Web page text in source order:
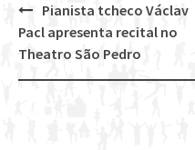
Post
navigation
Pianista tcheco Václav
Pacl apresenta recital no
Theatro São Pedro